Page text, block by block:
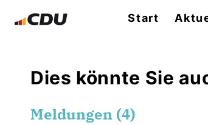
Start
Dies könnte Sie
Meldungen (4)